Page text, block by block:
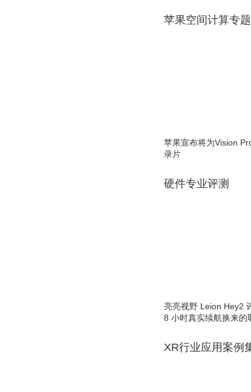
苹果空间计算专题
苹果宣布将为Vision
录片
硬件专业评测
亮亮视野 Leion Hey2
8 小时真实续航换来的
XR行业应用案例